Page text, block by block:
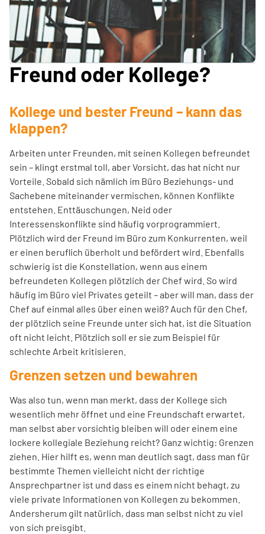
Freund oder Kollege?
Kollege und bester Freund – kann das
klappen?
Arbeiten unter Freunden, mit seinen Kollegen befreundet
sein – klingt erstmal toll, aber Vorsicht, das hat nicht nur
Vorteile. Sobald sich nämlich im Büro Beziehungs- und
Sachebene miteinander vermischen, können Konflikte
entstehen. Enttäuschungen, Neid oder
Interessenskonflikte sind häufig vorprogrammiert.
Plötzlich wird der Freund im Büro zum Konkurrenten, weil
er einen beruflich überholt und befördert wird. Ebenfalls
schwierig ist die Konstellation, wenn aus einem
befreundeten Kollegen plötzlich der Chef wird. So wird
häufig im Büro viel Privates geteilt – aber will man, dass der
Chef auf einmal alles über einen weiß? Auch für den Chef,
der plötzlich seine Freunde unter sich hat, ist die Situation
oft nicht leicht. Plötzlich soll er sie zum Beispiel für
schlechte Arbeit kritisieren.
Grenzen setzen und bewahren
Was also tun, wenn man merkt, dass der Kollege sich
wesentlich mehr öffnet und eine Freundschaft erwartet,
man selbst aber vorsichtig bleiben will oder einem eine
lockere kollegiale Beziehung reicht? Ganz wichtig: Grenzen
ziehen. Hier hilft es, wenn man deutlich sagt, dass man für
bestimmte Themen vielleicht nicht der richtige
Ansprechpartner ist und dass es einem nicht behagt, zu
viele private Informationen von Kollegen zu bekommen.
Andersherum gilt natürlich, dass man selbst nicht zu viel
von sich preisgibt.